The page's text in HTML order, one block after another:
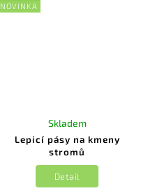
NOVINKA
Lepicí pásy na kmeny
stromů
Skladem
Detail